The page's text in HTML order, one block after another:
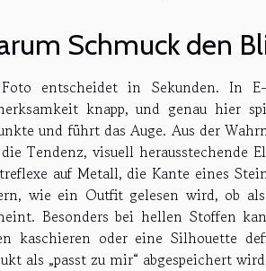
Schmuck den
entscheidet in Sekunden. In
knapp, und genau hier
und führt das Auge. Aus der
Tendenz, visuell herausstechende
auf Metall, die Kante eines
wie ein Outfit gelesen wird, ob
Besonders bei hellen Stoffen
kaschieren oder eine Silhouette
als „passt zu mir“ abgespeichert